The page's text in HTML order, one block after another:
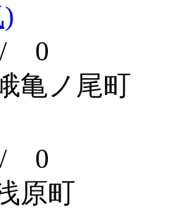
/ 0
亀ノ尾町
/ 0
原町